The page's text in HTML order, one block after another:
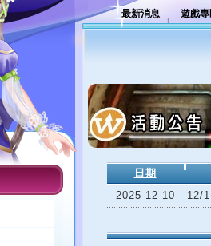
最新消息 遊戲
日期
2025-12-10
12/